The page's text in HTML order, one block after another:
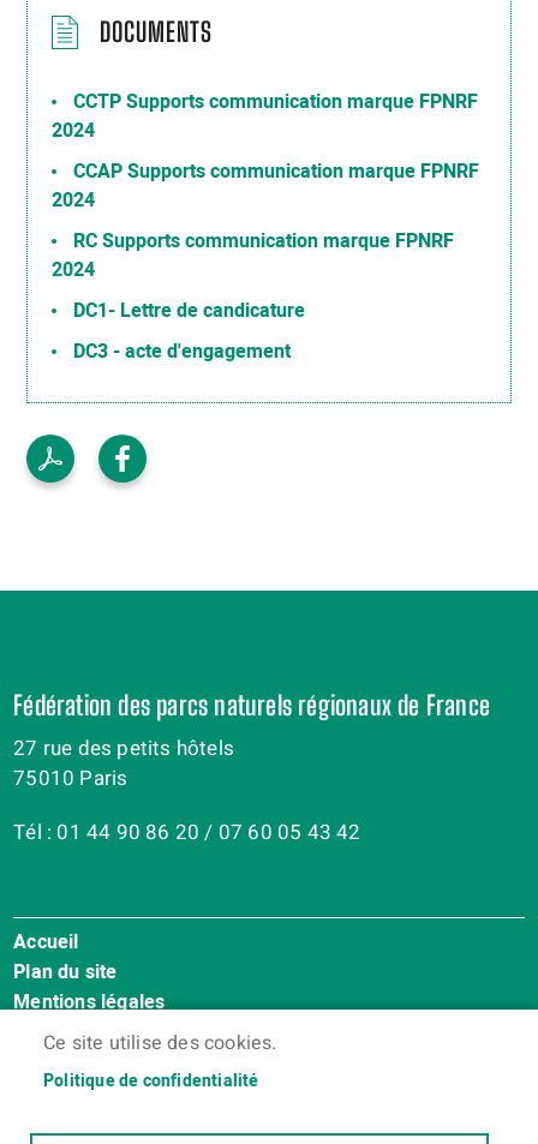
DOCUMENTS
CCTP Supports communication marque FPNRF
2024
CCAP Supports communication marque FPNRF
2024
RC Supports communication marque FPNRF
2024
DC1- Lettre de candicature
DC3 - acte d'engagement
Ce site utilise des cookies.
Politique de confidentialité
Fédération des parcs naturels régionaux de France
27 rue des petits hôtels
75010 Paris
Tél : 01 44 90 86 20 / 07 60 05 43 42
Menu
Pied
de
page
Accueil
Plan du site
Mentions légales
Accessibilité : Non conforme
Contact